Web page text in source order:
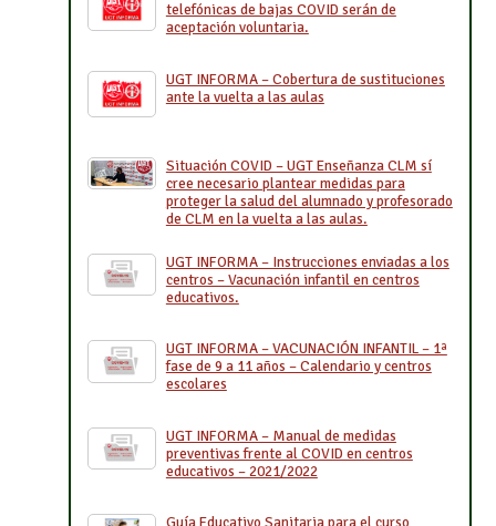
telefónicas de bajas COVID serán de
aceptación voluntaria.
UGT INFORMA – Cobertura de sustituciones
ante la vuelta a las aulas
Situación COVID – UGT Enseñanza CLM sí
cree necesario plantear medidas para
proteger la salud del alumnado y profesorado
de CLM en la vuelta a las aulas.
UGT INFORMA – Instrucciones enviadas a los
centros – Vacunación infantil en centros
educativos.
UGT INFORMA – VACUNACIÓN INFANTIL – 1ª
fase de 9 a 11 años – Calendario y centros
escolares
UGT INFORMA – Manual de medidas
preventivas frente al COVID en centros
educativos – 2021/2022